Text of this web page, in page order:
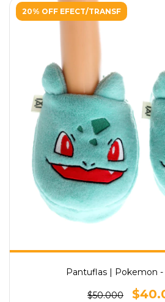
20% OFF EFECT/TRANSF
Pantuflas | Pokemon -
$50.000